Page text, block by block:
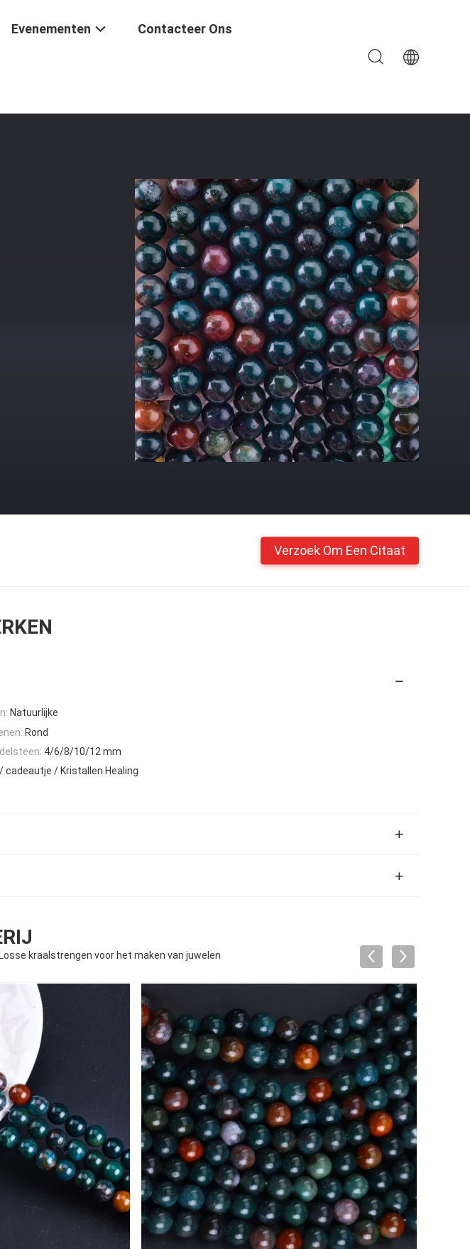
Evenementen Contacteer Ons
Kraalstrengen Voor Het Maken Van Juwelen
Verzoek Om Een Citaat
Natuurlijke
Rond
4/6/8/10/12 mm
cadeautje / Kristallen Healing
kraalstrengen voor het maken van juwelen